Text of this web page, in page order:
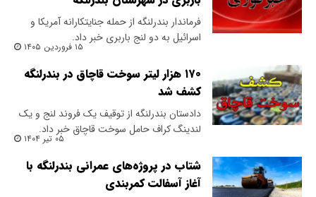
فرماندار بندرلنگه از حمله جنایتکارانه آمریکا و
اسرائیل به دو لنج باربری خبر داد.
۱۵ فروردین ۱۴۰۵
۱۷۰ هزار لیتر سوخت قاچاق در بندرلنگه
کشف شد
دادستان بندرلنگه از توقیف یک فروند لنج و یک
لندینگ کراف حامل سوخت قاچاق خبر داد.
۰۵ تیر ۱۴۰۴
شتاب در پروژه‌های عمرانی بندرلنگه با
آغاز آسفالت کمربندی